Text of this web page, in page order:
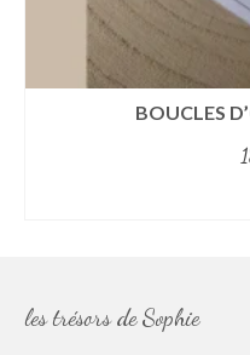
BOUCLES
les trésors de Sophie